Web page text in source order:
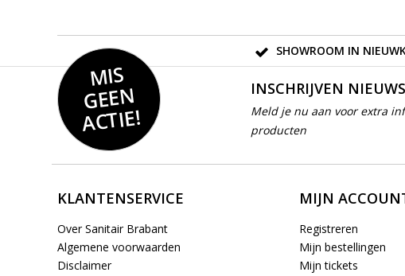
SHOWROOM IN
MIS
GEE
N
ACTIE!
INSCHRIJVEN
Meld je nu aan voor extra
producten
KLANTENSERVICE
Over Sanitair Brabant
Algemene voorwaarden
Disclaimer
MIJN
Registreren
Mijn bestellingen
Mijn tickets